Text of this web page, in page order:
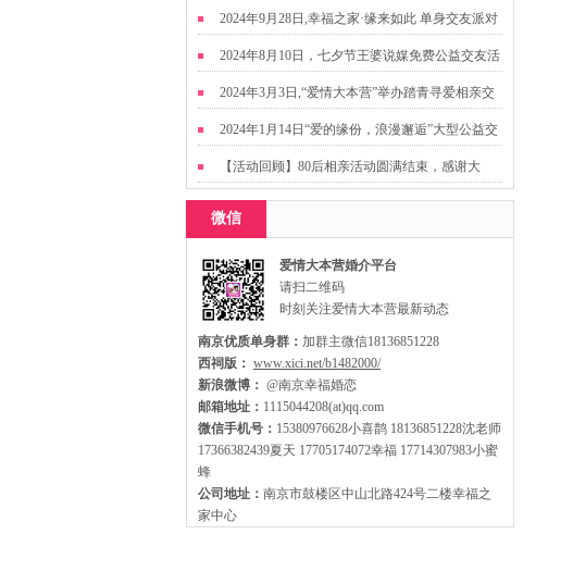
2024年9月28日,幸福之家·缘来如此 单身交友派对
2024年8月10日，七夕节王婆说媒免费公益交友活
动
2024年3月3日,“爱情大本营”举办踏青寻爱相亲交
友活动
2024年1月14日“爱的缘份，浪漫邂逅”大型公益交
友活动
【活动回顾】80后相亲活动圆满结束，感谢大
家，走出来才有机会扩大缘分哦~
微信
爱情大本营婚介平台
请扫二维码
时刻关注爱情大本营最新动态
南京优质单身群： 加群主微信18136851228
西祠版： www.xici.net/b1482000/
新浪微博： @南京幸福婚恋
邮箱地址： 1115044208(at)qq.com
微信手机号： 15380976628小喜鹊 18136851228沈老师
17366382439夏天 17705174072幸福 17714307983小蜜
蜂
公司地址： 南京市鼓楼区中山北路424号二楼幸福之
家中心